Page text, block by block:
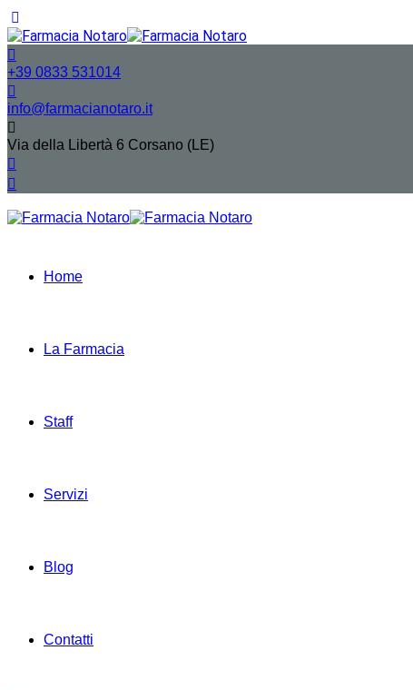
+39 0833 531014
info@farmacianotaro.it
Via della Libertà 6 Corsano (LE)
Home
La Farmacia
Staff
Servizi
Blog
Contatti